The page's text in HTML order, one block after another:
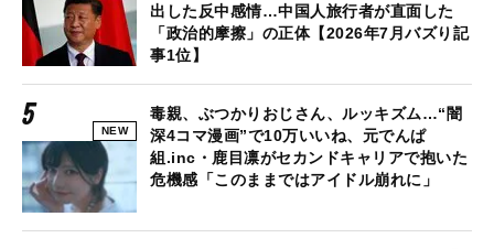
出した反中感情…中国人旅行者が直面した
「政治的摩擦」の正体【2026年7月バズり記
事1位】
NEW
毒親、ぶつかりおじさん、ルッキズム…“闇
深4コマ漫画”で10万いいね、元でんぱ
組.inc・鹿目凛がセカンドキャリアで抱いた
危機感「このままではアイドル崩れに」